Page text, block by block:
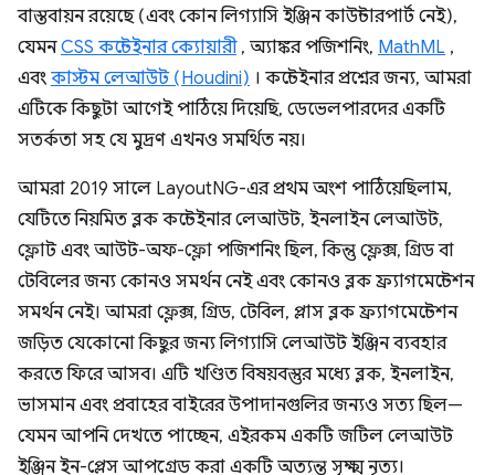
বাস্তবায়ন রয়েছে (এবং কোন লিগ্যাসি ইঞ্জিন কাউন্টারপার্ট নেই),
যেমনCSS কন্টেইনার ক্যোয়ারী, অ্যাঙ্কর পজিশনিং, MathML ,
এবং কাস্টম লেআউট (Houdini) । কন্টেইনার প্রশ্নের জন্য, আমরা
এটিকে কিছুটা আগেই পাঠিয়ে দিয়েছি, ডেভেলপারদের একটি
সতর্কতা সহ যে মুদ্রণ এখনও সমর্থিত নয়।
আমরা 2019 সালে LayoutNG-এর প্রথম অংশ পাঠিয়েছিলাম,
যেটিতে নিয়মিত ব্লক কন্টেইনার লেআউট, ইনলাইন লেআউট,
ফ্লোট এবং আউট-অফ-ফ্লো পজিশনিং ছিল, কিন্তু ফ্লেক্স, গ্রিড বা
টেবিলের জন্য কোনও সমর্থন নেই এবং কোনও ব্লক ফ্র্যাগমেন্টেশন
সমর্থন নেই। আমরা ফ্লেক্স, গ্রিড, টেবিল, প্লাস ব্লক ফ্র্যাগমেন্টেশন
জড়িত যেকোনো কিছুর জন্য লিগ্যাসি লেআউট ইঞ্জিন ব্যবহার
করতে ফিরে আসব। এটি খণ্ডিত বিষয়বস্তুর মধ্যে ব্লক, ইনলাইন,
ভাসমান এবং প্রবাহের বাইরের উপাদানগুলির জন্যও সত্য ছিল—
যেমন আপনি দেখতে পাচ্ছেন, এইরকম একটি জটিল লেআউট
ইঞ্জিন ইন-প্লেস আপগ্রেড করা একটি অত্যন্ত সূক্ষ্ম নৃত্য।